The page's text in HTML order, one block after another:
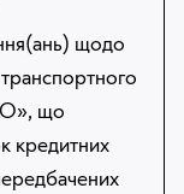
щодо
що
кредитних